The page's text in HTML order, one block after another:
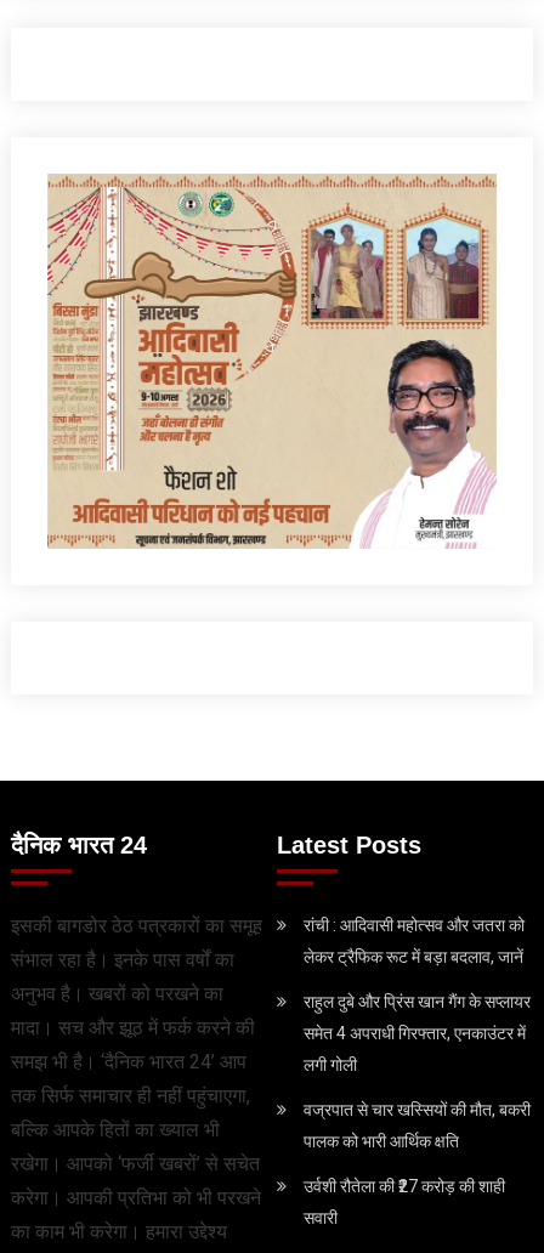
दैनिक भारत 24
इसकी बागडोर ठेठ पत्रकारों का समूह
संभाल रहा है। इनके पास वर्षों का
अनुभव है। खबरों को परखने का
मादा। सच और झूठ में फर्क करने की
समझ भी है। ‘दैनिक भारत 24’ आप
तक सिर्फ समाचार ही नहीं पहुंचाएगा,
बल्कि आपके हितों का ख्याल भी
रखेगा। आपको ‘फर्जी खबरों’ से सचेत
करेगा। आपकी प्रतिभा को भी परखने
का काम भी करेगा। हमारा उद्देश्य
Latest Posts
रांची : आदिवासी महोत्सव और जतरा को
लेकर ट्रैफिक रूट में बड़ा बदलाव, जानें
राहुल दुबे और प्रिंस खान गैंग के सप्लायर
समेत 4 अपराधी गिरफ्तार, एनकाउंटर में
लगी गोली
वज्रपात से चार खस्सियों की मौत, बकरी
पालक को भारी आर्थिक क्षति
उर्वशी रौतेला की ₹27 करोड़ की शाही
सवारी